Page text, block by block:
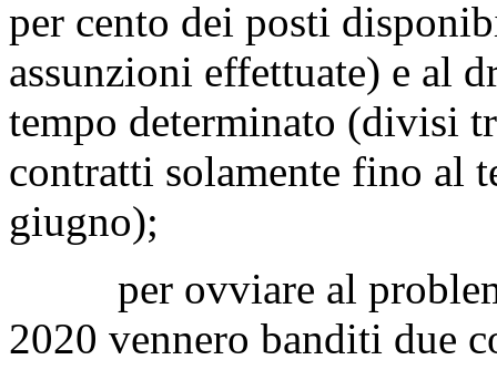
per cento dei posti
assunzioni effettuate) e al
tempo determinato (divisi
contratti solamente fino al
giugno);
per ovviare al
2020 vennero banditi due